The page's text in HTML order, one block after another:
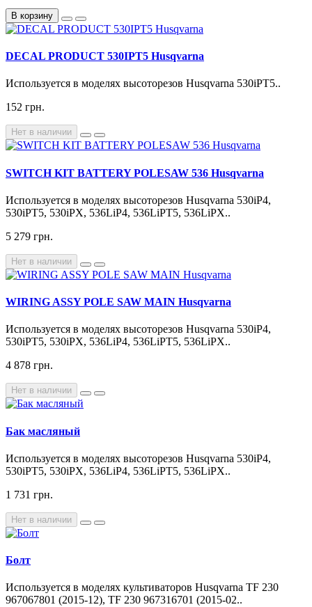
В корзину
DECAL PRODUCT 530IPT5 Husqvarna
Используется в моделях высоторезов Husqvarna 530iPT5..
152 грн.
Нет в наличии
SWITCH KIT BATTERY POLESAW 536 Husqvarna
Используется в моделях высоторезов Husqvarna 530iP4,
530iPT5, 530iPX, 536LiP4, 536LiPT5, 536LiPX..
5 279 грн.
Нет в наличии
WIRING ASSY POLE SAW MAIN Husqvarna
Используется в моделях высоторезов Husqvarna 530iP4,
530iPT5, 530iPX, 536LiP4, 536LiPT5, 536LiPX..
4 878 грн.
Нет в наличии
Бак масляный
Используется в моделях высоторезов Husqvarna 530iP4,
530iPT5, 530iPX, 536LiP4, 536LiPT5, 536LiPX..
1 731 грн.
Нет в наличии
Болт
Используется в моделях культиваторов Husqvarna TF 230
967067801 (2015-12), TF 230 967316701 (2015-02..